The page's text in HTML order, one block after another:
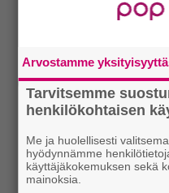
Arvostamme
Tarvitsemme
henkilökohtaisen
Me ja huolellisesti
hyödynnämme
käyttäjäkokemuksen sekä
mainoksia.